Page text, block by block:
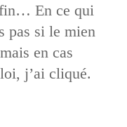
En ce qui
pas si le mien
en cas
j’ai cliqué.